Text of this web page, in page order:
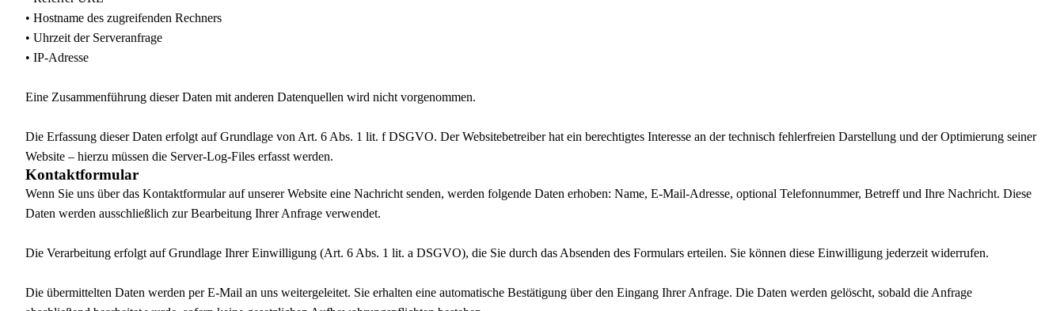
• Hostname des zugreifenden Rechners
• Uhrzeit der Serveranfrage
• IP-Adresse
Eine Zusammenführung dieser Daten mit anderen Datenquellen wird nicht vorgenommen.
Die Erfassung dieser Daten erfolgt auf Grundlage von Art. 6 Abs. 1 lit. f DSGVO. Der Websitebetreiber hat ein berechtigtes Interesse an der technisch fehlerfreien Darstellung und der Optimierung seiner
Website – hierzu müssen die Server-Log-Files erfasst werden.
Kontaktformular
Wenn Sie uns über das Kontaktformular auf unserer Website eine Nachricht senden, werden folgende Daten erhoben: Name, E-Mail-Adresse, optional Telefonnummer, Betreff und Ihre Nachricht. Diese
Daten werden ausschließlich zur Bearbeitung Ihrer Anfrage verwendet.
Die Verarbeitung erfolgt auf Grundlage Ihrer Einwilligung (Art. 6 Abs. 1 lit. a DSGVO), die Sie durch das Absenden des Formulars erteilen. Sie können diese Einwilligung jederzeit widerrufen.
Die übermittelten Daten werden per E-Mail an uns weitergeleitet. Sie erhalten eine automatische Bestätigung über den Eingang Ihrer Anfrage. Die Daten werden gelöscht, sobald die Anfrage